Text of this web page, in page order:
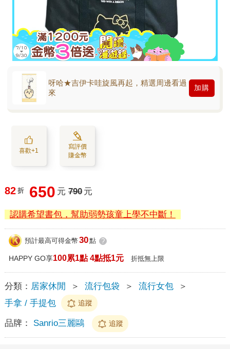
呀哈★吉伊卡哇旋風再起，精選周邊看過
來
加購
喜歡+1
寫評價
賺金幣
82 折 650 元 790 元
認購希望書包，幫助弱勢孩童上學不中斷！
預計最高可得金幣 30點 ?
HAPPY GO享100累1點 4點抵1元 折抵無上限
分類： 居家休閒 ＞ 流行包袋 ＞ 流行女包
＞
手拿 / 手提包
追蹤
品牌： Sanrio三麗鷗 追蹤